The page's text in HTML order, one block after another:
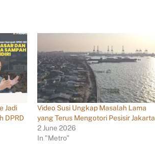
Jadi
DPRD
Video Susi Ungkap Masalah Lama
yang Terus Mengotori Pesisir Jakarta
2 June 2026
In "Metro"